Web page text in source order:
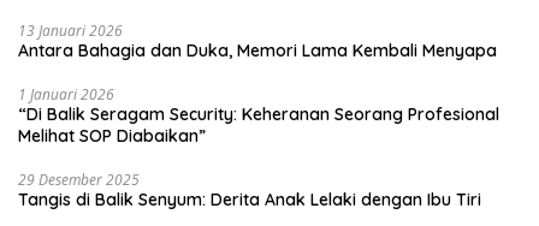
13 Januari 2026
Antara Bahagia dan Duka, Memori Lama Kembali Menyapa
1 Januari 2026
“Di Balik Seragam Security: Keheranan Seorang Profesional
Melihat SOP Diabaikan”
29 Desember 2025
Tangis di Balik Senyum: Derita Anak Lelaki dengan Ibu Tiri